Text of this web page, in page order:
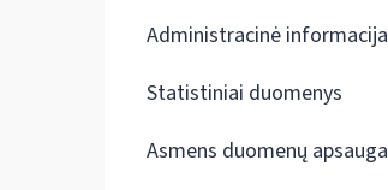
Administracinė informacija
Statistiniai duomenys
Asmens duomenų apsauga